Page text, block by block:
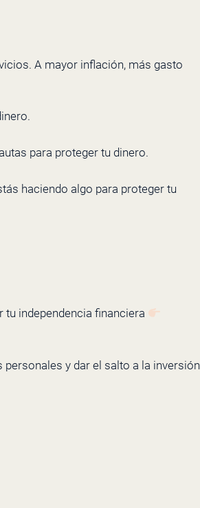
A mayor inflación, más gasto
para proteger tu dinero.
haciendo algo para proteger tu
independencia financiera
y dar el salto a la inversión